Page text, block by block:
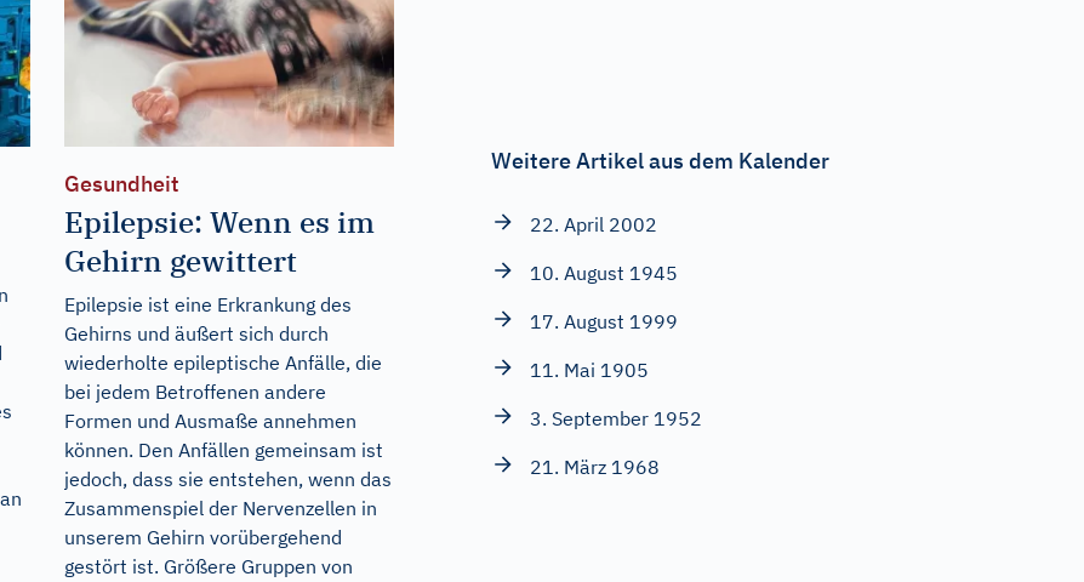
Gesundheit
Epilepsie: Wenn es im
Gehirn gewittert
Epilepsie ist eine Erkrankung des
Gehirns und äußert sich durch
wiederholte epileptische Anfälle, die
bei jedem Betroffenen andere
Formen und Ausmaße annehmen
können. Den Anfällen gemeinsam ist
jedoch, dass sie entstehen, wenn das
Zusammenspiel der Nervenzellen in
unserem Gehirn vorübergehend
gestört ist. Größere Gruppen von
Weitere Artikel aus dem Kalender
22. April 2002
10. August 1945
17. August 1999
11. Mai 1905
3. September 1952
21. März 1968